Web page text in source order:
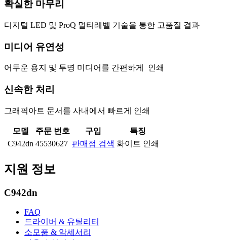
확실한 마무리
디지털 LED 및 ProQ 멀티레벨 기술을 통한 고품질 결과
미디어 유연성
어두운 용지 및 투명 미디어를 간편하게 인쇄
신속한 처리
그래픽아트 문서를 사내에서 빠르게 인쇄
모델 주문 번호 구입
특징
C942dn 45530627 판매점 검색 화이트 인쇄
지원 정보
C942dn
FAQ
드라이버 & 유틸리티
소모품 & 악세서리